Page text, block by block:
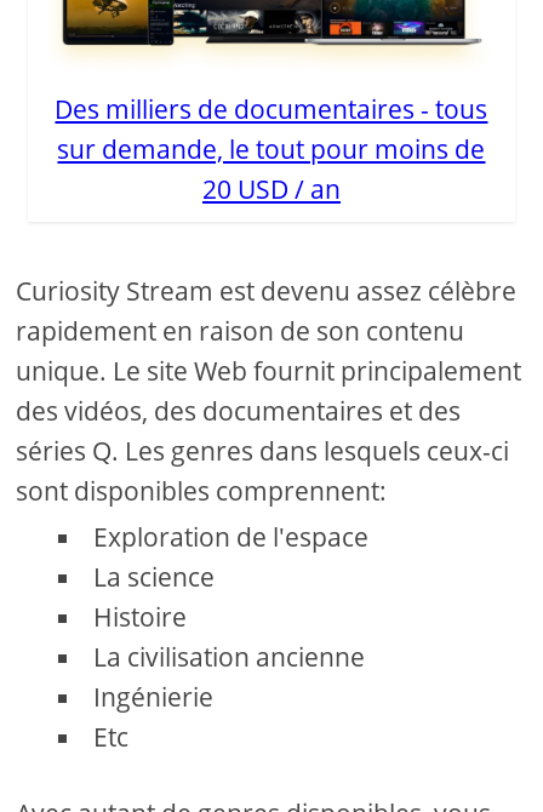
Des milliers de documentaires - tous
sur demande, le tout pour moins de
20 USD / an
Curiosity Stream est devenu assez célèbre
rapidement en raison de son contenu
unique. Le site Web fournit principalement
des vidéos, des documentaires et des
séries Q. Les genres dans lesquels ceux-ci
sont disponibles comprennent:
Exploration de l'espace
La science
Histoire
La civilisation ancienne
Ingénierie
Etc